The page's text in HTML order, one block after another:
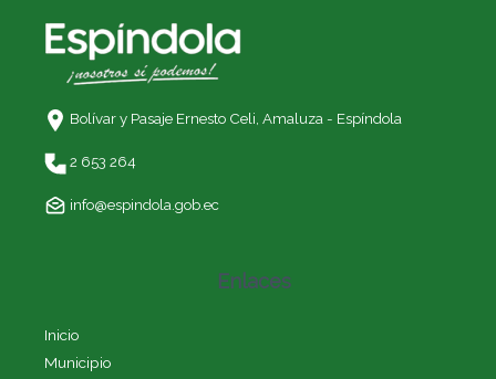
Bolívar y Pasaje Ernesto Celi, Amaluza - Espíndola
2 653 264
info@espindola.gob.ec
Enlaces
Inicio
Municipio